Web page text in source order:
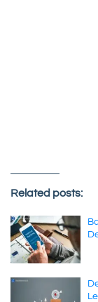
Related posts: